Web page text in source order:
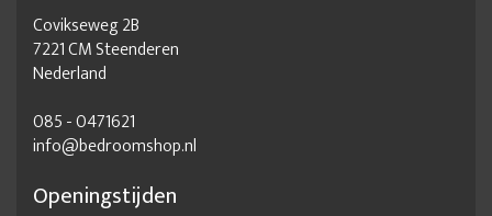
Covikseweg 2B
7221 CM Steenderen
Nederland
085 - 0471621
info@bedroomshop.nl
Openingstijden